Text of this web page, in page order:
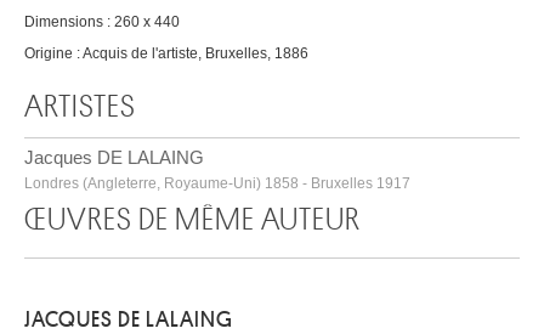
Dimensions : 260 x 440
Origine : Acquis de l'artiste, Bruxelles, 1886
ARTISTES
Jacques DE LALAING
Londres (Angleterre, Royaume-Uni) 1858 - Bruxelles 1917
ŒUVRES DE MÊME AUTEUR
JACQUES DE LALAING